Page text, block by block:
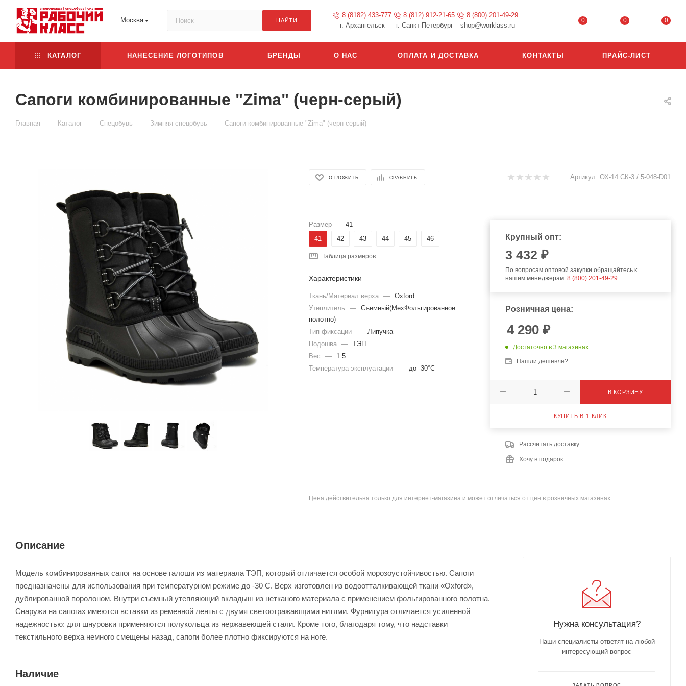
Москва НАЙТИ
8 (8182) 433-777
г. Архангельск
8 (812) 912-21-65
г. Санкт-Петербург
8 (800) 201-49-29
shop@worklass.ru
0 0 0
КАТАЛОГ НАНЕСЕНИЕ ЛОГОТИПОВ БРЕНДЫ О НАС ОПЛАТА И ДОСТАВКА КОНТАКТЫ ПРАЙС-ЛИСТ
Сапоги комбинированные "Zima" (черн-серый)
Главная — Каталог — Спецобувь — Зимняя спецобувь — Сапоги комбинированные "Zima" (черн-серый)
ОТЛОЖИТЬ СРАВНИТЬ Артикул: ОХ-14 СК-3 / 5-048-D01
Размер — 41
41
42 43 44 45 46
Таблица размеров
Характеристики
Ткань/Материал верха —
Oxford
Утеплитель
—
Съемный(МехФольгированное
полотно)
Тип фиксации
—
Липучка
Подошва
—
ТЭП
Вес
—
1.5
Температура эксплуатации
— до -30°С
Крупный опт:
3 432 ₽
По вопросам оптовой закупки обращайтесь к
нашим менеджерам: 8 (800) 201-49-29
Розничная цена:
4 290₽
Достаточно в 3 магазинах
Нашли дешевле?
В КОРЗИНУ
КУПИТЬ В 1 КЛИК
Рассчитать доставку
Хочу в подарок
Цена действительна только для интернет-магазина и может отличаться от цен в розничных магазинах
Описание
Модель комбинированных сапог на основе галоши из материала ТЭП, который отличается особой морозоустойчивостью. Сапоги
предназначены для использования при температурном режиме до -30 С. Верх изготовлен из водоотталкивающей ткани «Oxford»,
дублированной поролоном. Внутри съемный утепляющий вкладыш из нетканого материала с применением фольгированного полотна.
Снаружи на сапогах имеются вставки из ременной ленты с двумя светоотражающими нитями. Фурнитура отличается усиленной
надежностью: для шнуровки применяются полукольца из нержавеющей стали. Кроме того, благодаря тому, что надставки
текстильного верха немного смещены назад, сапоги более плотно фиксируются на ноге.
Наличие
Нужна консультация?
Наши специалисты ответят на любой
интересующий вопрос